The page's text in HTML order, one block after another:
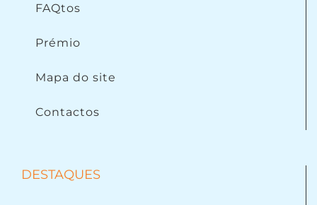
FAQtos
Prémio
Mapa do site
Contactos
DESTAQUES